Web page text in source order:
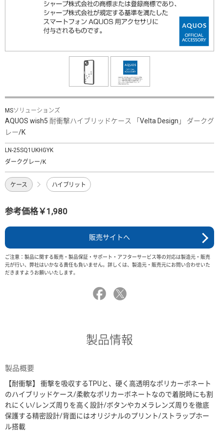
MSソリューションズ
AQUOS wish5 耐衝撃ハイブリッドケース 「Velta Design」 ダークグ
レー/K
LN-25SQ1UKHGYK
ダークグレー/K
ケース ハイブリット
参考価格￥1,980
販売サイトへ
ご注意：製品に関する販売・製品保証・サポート・アフターサービス等の対応は製造元・販売
元が行い、弊社はいかなる責任も負いません。詳しくは、製造元・販売元にお問い合わせいた
だきますようお願いいたします。
製品情報
製品概要
【耐衝撃】 衝撃を吸収するTPUと、硬く高透明なポリカーボネート
のハイブリッドケース/柔軟なポリカーボネートなので着脱時にも割
れにくい/レンズ周りを高く設計/ボタンやカメラレンズ周りを徹底
保護する精密設計/背面にはオリジナルのプリント/ストラップホー
ル搭載